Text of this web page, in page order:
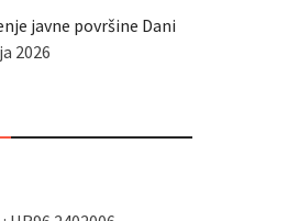
javne površine Dani
2026